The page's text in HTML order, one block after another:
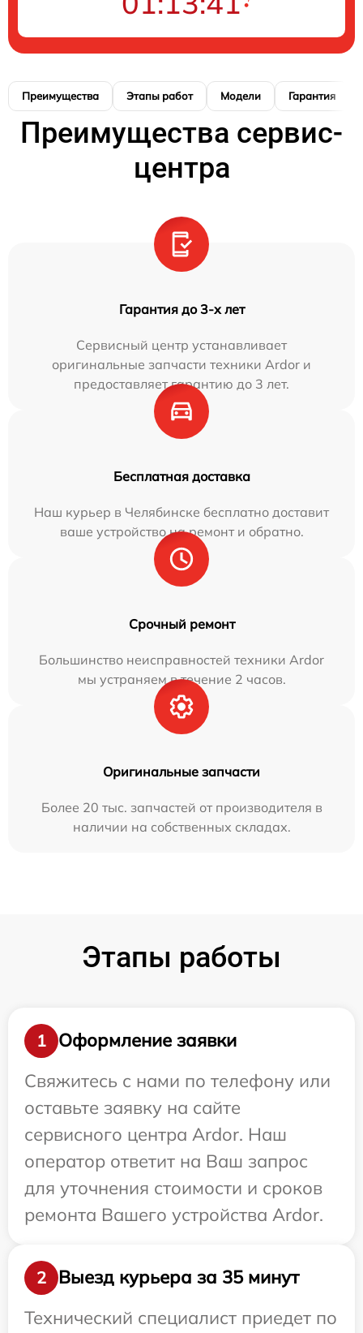
Преимущества Этапы работ Модели Гарантия
Преимущества сервис-
центра
Гарантия до 3-х лет
Сервисный центр устанавливает
оригинальные запчасти техники Ardor и
предоставляет гарантию до 3 лет.
Бесплатная доставка
Наш курьер в Челябинске бесплатно доставит
ваше устройство на ремонт и обратно.
Срочный ремонт
Большинство неисправностей техники Ardor
мы устраняем в течение 2 часов.
Оригинальные запчасти
Более 20 тыс. запчастей от производителя в
наличии на собственных складах.
Этапы работы
1
Оформление заявки
Свяжитесь с нами по телефону или
оставьте заявку на сайте
сервисного центра Ardor. Наш
оператор ответит на Ваш запрос
для уточнения стоимости и сроков
ремонта Вашего устройства Ardor.
2
Выезд курьера за 35 минут
Технический специалист приедет по